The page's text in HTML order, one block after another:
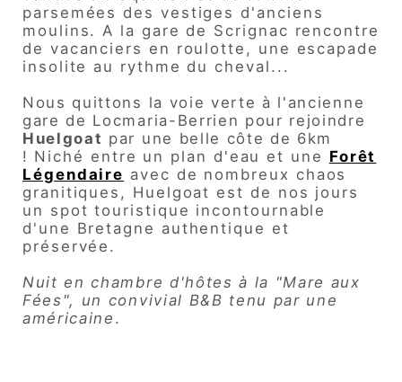
parsemées des vestiges d'anciens
moulins.A la gare de Scrignac rencontre
de vacanciers en roulotte, une escapade
insolite au rythme du cheval...
Nous quittons la voie verte à l'ancienne
gare de Locmaria-Berrien pour rejoindre
Huelgoat par une belle côte de 6km
! Niché entre un plan d'eau et une Forêt
Légendaire avec de nombreux chaos
granitiques, Huelgoat est de nos jours
un spot touristique incontournable
d'une Bretagne authentique et
préservée.
Nuit en chambre d'hôtes à la "Mare aux
Fées", un convivial B&B tenu par une
américaine .